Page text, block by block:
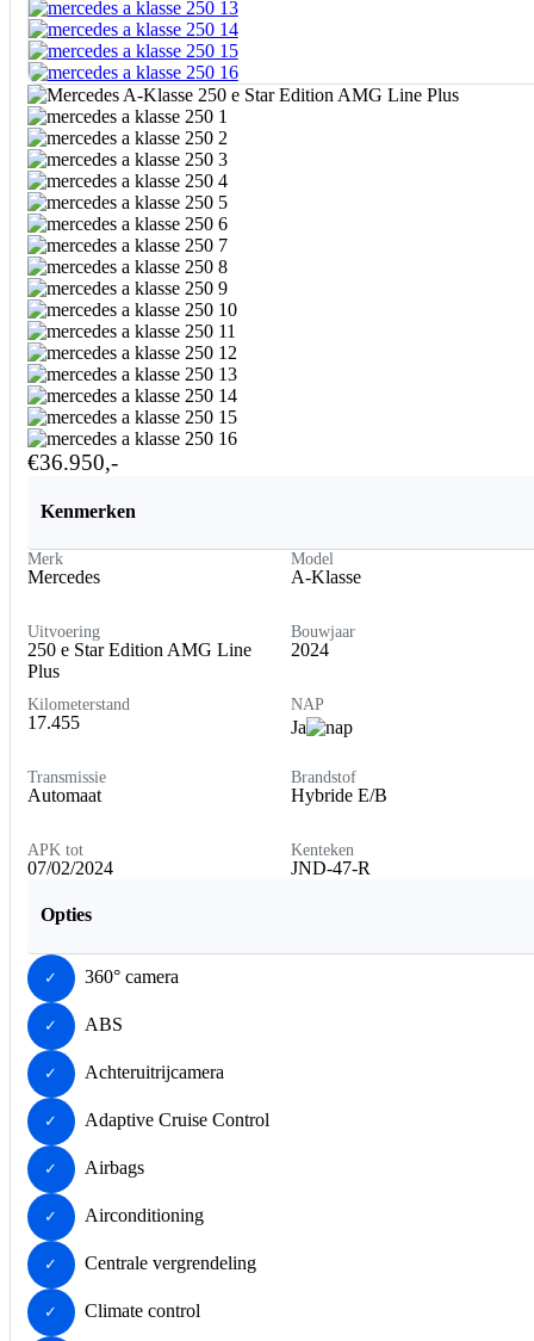
€36.950,-
Kenmerken
Merk
Mercedes
Model
A-Klasse
Uitvoering
250 e Star Edition AMG Line
Plus
Bouwjaar
2024
Kilometerstand
17.455
NAP
Ja
Transmissie
Automaat
Brandstof
Hybride E/B
APK tot
07/02/2024
Kenteken
JND-47-R
Opties
360° camera
ABS
Achteruitrijcamera
Adaptive Cruise Control
Airbags
Airconditioning
Centrale vergrendeling
Climate control